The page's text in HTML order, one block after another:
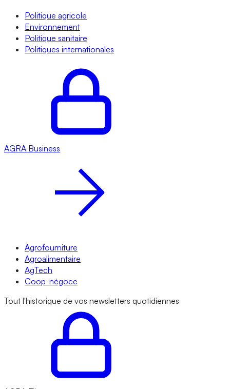
Politique agricole
Environnement
Politique sanitaire
Politiques internationales
AGRA Business
Agrofourniture
Agroalimentaire
AgTech
Coop-négoce
Tout l'historique de vos newsletters quotidiennes